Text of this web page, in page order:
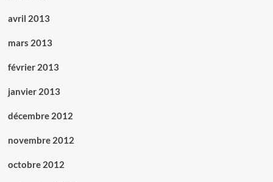
avril 2013
mars 2013
février 2013
janvier 2013
décembre 2012
novembre 2012
octobre 2012